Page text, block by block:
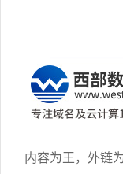
内容为王，外链